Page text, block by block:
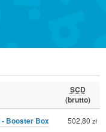
SCD
(brutto)
Booster Box
502,80 zł